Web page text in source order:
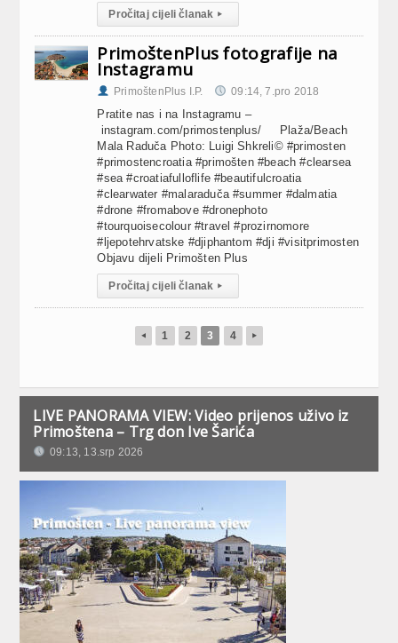
Pročitaj cijeli članak ▸
PrimoštenPlus fotografije na
Instagramu
PrimoštenPlus I.P. 09:14, 7.pro 2018
Pratite nas i na Instagramu –
instagram.com/primostenplus/ Plaža/Beach
Mala Raduča Photo: Luigi Shkreli© #primosten
#primostencroatia #primošten #beach #clearsea
#sea #croatiafulloflife #beautifulcroatia
#clearwater #malaraduča #summer #dalmatia
#drone #fromabove #dronephoto
#tourquoisecolour #travel #prozirnomore
#ljepotehrvatske #djiphantom #dji #visitprimosten
Objavu dijeli Primošten Plus
Pročitaj cijeli članak ▸
◂ 1 2 3 4 ▸
LIVE PANORAMA VIEW: Video prijenos uživo iz
Primoštena – Trg don Ive Šarića
09:13, 13.srp 2026